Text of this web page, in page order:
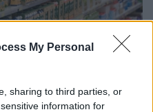
My Personal
sharing to third parties, or
information for